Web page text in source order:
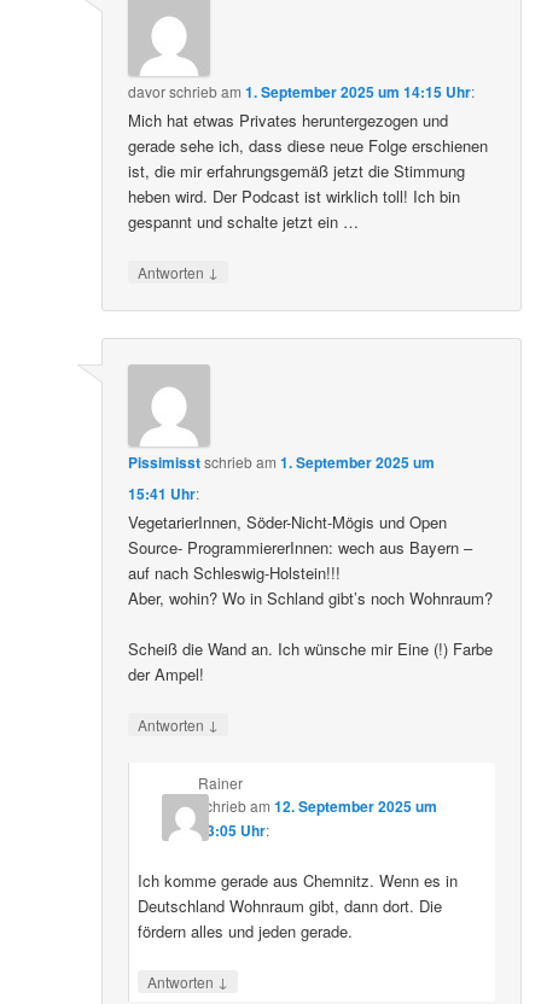
davorschriebam1. September 2025 um 14:15 Uhr:
Mich hat etwas Privates heruntergezogen und
gerade sehe ich, dass diese neue Folge erschienen
ist, die mir erfahrungsgemäß jetzt die Stimmung
heben wird. Der Podcast ist wirklich toll! Ich bin
gespannt und schalte jetzt ein …
Antworten ↓
Pissimisstschriebam1. September 2025 um
15:41 Uhr:
VegetarierInnen, Söder-Nicht-Mögis und Open
Source- ProgrammiererInnen: wech aus Bayern –
auf nach Schleswig-Holstein!!!
Aber, wohin? Wo in Schland gibt’s noch Wohnraum?
Scheiß die Wand an. Ich wünsche mir Eine (!) Farbe
der Ampel!
Antworten ↓
Rainer
schriebam 12. September 2025 um
23:05 Uhr:
Ich komme gerade aus Chemnitz. Wenn es in
Deutschland Wohnraum gibt, dann dort. Die
fördern alles und jeden gerade.
Antworten ↓